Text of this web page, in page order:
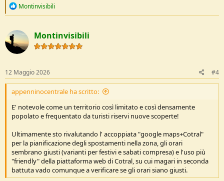
R
c
t
i
o
s
:
Montinvisibili
Montinvisibili
12 Maggio 2026 #4
appenninocentrale ha scritto:
E' notevole come un territorio così limitato e così densamente
popolato e frequentato da turisti riservi nuove scoperte!
Ultimamente sto rivalutando l' accoppiata "google maps+Cotral"
per la pianificazione degli spostamenti nella zona, gli orari
sembrano giusti (varianti per festivi e sabati compresa) e l'uso più
"friendly" della piattaforma web di Cotral, su cui magari in seconda
battuta vado comunque a verificare se gli orari siano giusti.